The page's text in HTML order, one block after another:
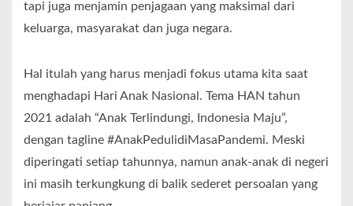
tapi juga menjamin penjagaan yang maksimal dari
keluarga, masyarakat dan juga negara.
Hal itulah yang harus menjadi fokus utama kita saat
menghadapi Hari Anak Nasional. Tema HAN tahun
2021 adalah “Anak Terlindungi, Indonesia Maju”,
dengan tagline #AnakPedulidiMasaPandemi. Meski
diperingati setiap tahunnya, namun anak-anak di negeri
ini masih terkungkung di balik sederet persoalan yang